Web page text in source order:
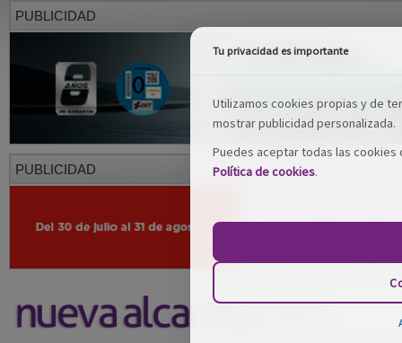
PUBLICIDAD
PUBLICIDAD
Tu privacidad es importante
Utilizamos cookies propias y de
mostrar publicidad personalizada.
Puedes aceptar todas las
Política de cookies.